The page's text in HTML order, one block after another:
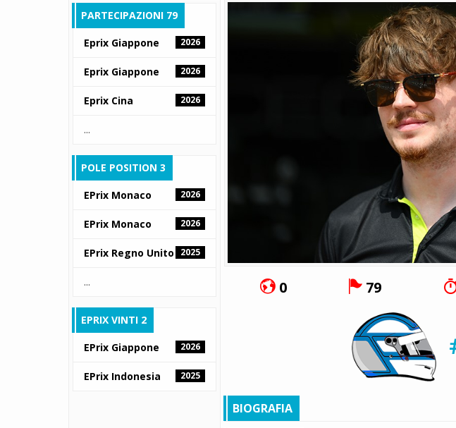
PARTECIPAZIONI 79
Eprix Giappone 2026
Eprix Giappone 2026
Eprix Cina 2026
...
POLE POSITION 3
EPrix Monaco 2026
EPrix Monaco 2026
EPrix Regno Unito 2025
...
EPRIX VINTI 2
EPrix Giappone 2026
EPrix Indonesia 2025
0 79
BIOGRAFIA